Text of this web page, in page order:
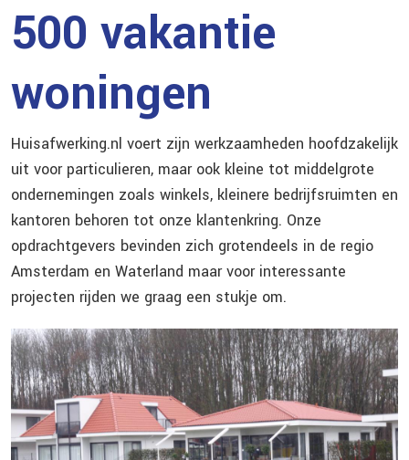
500 vakantie
woningen
Huisafwerking.nl voert zijn werkzaamheden hoofdzakelijk
uit voor particulieren, maar ook kleine tot middelgrote
ondernemingen zoals winkels, kleinere bedrijfsruimten en
kantoren behoren tot onze klantenkring. Onze
opdrachtgevers bevinden zich grotendeels in de regio
Amsterdam en Waterland maar voor interessante
projecten rijden we graag een stukje om.